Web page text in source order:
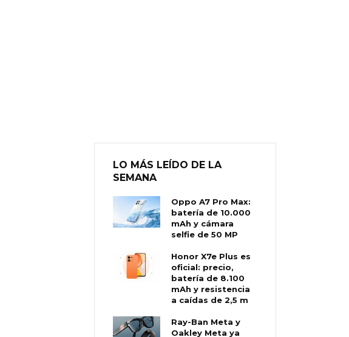
LO MÁS LEÍDO DE LA
SEMANA
Oppo A7 Pro Max:
batería de 10.000
mAh y cámara
selfie de 50 MP
Honor X7e Plus es
oficial: precio,
batería de 8.100
mAh y resistencia
a caídas de 2,5 m
Ray-Ban Meta y
Oakley Meta ya